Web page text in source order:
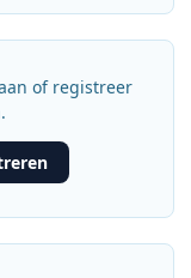
of registreer